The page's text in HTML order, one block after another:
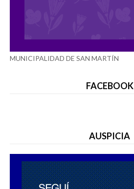
MUNICIPALIDAD DE SAN MARTÍN
FACEBOOK
AUSPICIA